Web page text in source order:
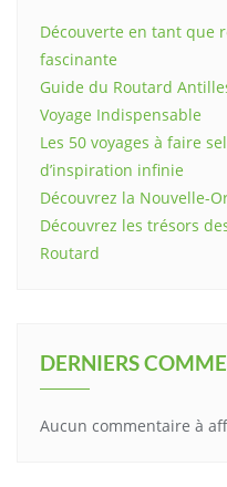
Découverte en tant que
fascinante
Guide du Routard
Voyage Indispensable
Les 50 voyages à faire
d’inspiration infinie
Découvrez la Nouvelle-
Découvrez les trésors
Routard
DERNIERS
Aucun commentaire à